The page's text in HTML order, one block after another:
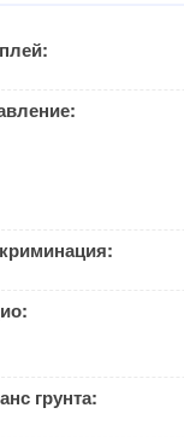
грунта: